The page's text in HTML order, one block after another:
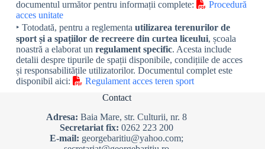
documentul următor pentru informații complete:
Procedură
acces unitate
‣ Totodată, pentru a reglementa utilizarea terenurilor de
sport și a spațiilor de recreere din curtea liceului, școala
noastră a elaborat un regulament specific. Acesta include
detalii despre tipurile de spații disponibile, condițiile de acces
și responsabilitățile utilizatorilor. Documentul complet este
disponibil aici:
Regulament acces teren sport
Contact
Adresa: Baia Mare, str. Culturii, nr. 8
Secretariat fix: 0262 223 200
E-mail: georgebaritiu@yahoo.com;